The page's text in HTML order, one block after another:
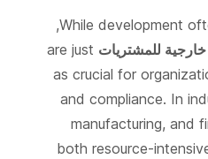
While development
للمشتريات are just
as crucial for
and compliance. In
manufacturing, and
both resource-